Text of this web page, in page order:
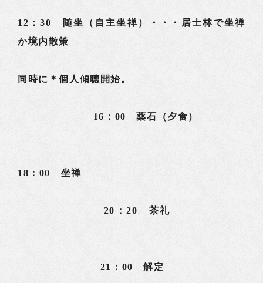
12：30 随坐（自主坐禅）・・・居士林で坐禅
か境内散策
同時に＊個人傾聴開始。
16：00 薬石（夕食）
18：00 坐禅
20：20 茶礼
21：00 解定